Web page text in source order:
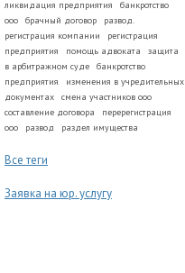
ликвидация предприятия
банкротство
ооо
брачный договор
развод.
регистрация компании
регистрация
предприятия
помощь адвоката
защита
в арбитражном суде
банкротство
предприятия
изменения в учредительных
документах
смена участников ооо
составление договора
перерегистрация
ооо
развод раздел имущества
Все теги
Заявка на юр. услугу